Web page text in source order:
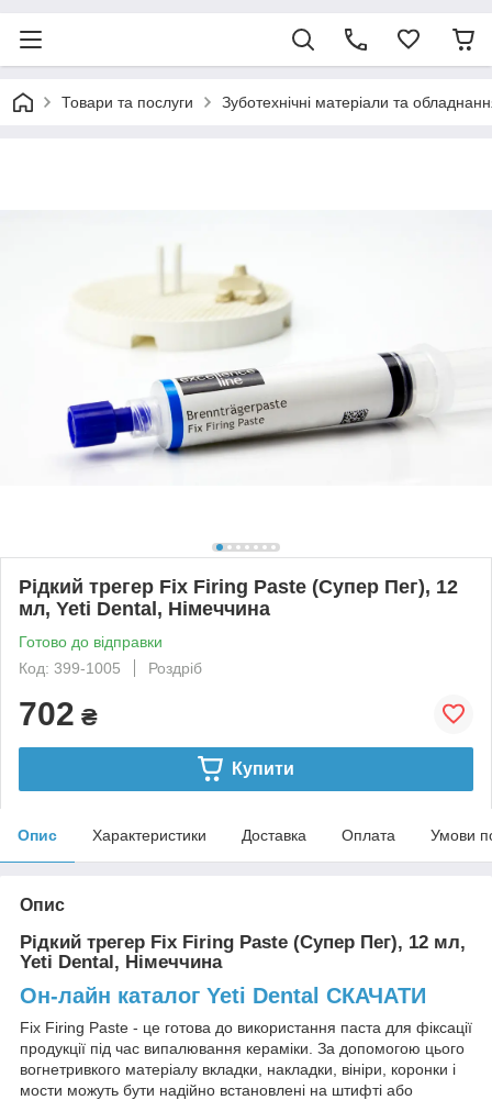
Товари та послуги Зуботехнічні матеріали та
Рідкий трегер Fix Firing Paste (Супер Пег), 12
мл, Yeti Dental, Німеччина
Готово до відправки
Код: 399-1005
Роздріб
702 ₴
Купити
Опис Характеристики Доставка Оплата Умови
Опис
Рідкий трегер Fix Firing Paste (Супер Пег), 12 мл,
Yeti Dental, Німеччина
Он-лайн каталог Yeti Dental СКАЧАТИ
Fix Firing Paste - це готова до використання паста для фіксації
продукції під час випалювання кераміки. За допомогою цього
вогнетривкого матеріалу вкладки, накладки, вініри, коронки і
мости можуть бути надійно встановлені на штифті або